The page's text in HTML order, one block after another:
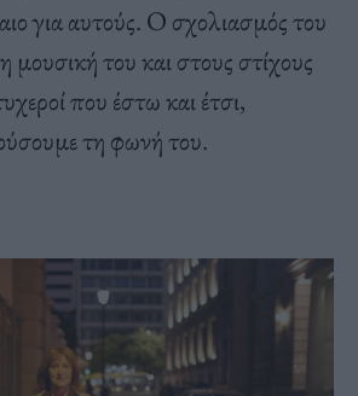
για αυτούς. Ο σχολιασμός του
μουσική του και στους στίχους
που έστω και έτσι,
τη φωνή του.